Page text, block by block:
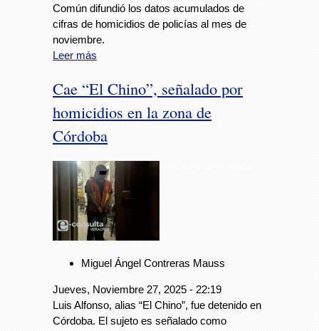
Común difundió los datos acumulados de
cifras de homicidios de policías al mes de
noviembre.
Leer más
Cae “El Chino”, señalado por
homicidios en la zona de
Córdoba
Miguel Ángel Contreras Mauss
Jueves, Noviembre 27, 2025 - 22:19
Luis Alfonso, alias “El Chino”, fue detenido en
Córdoba. El sujeto es señalado como